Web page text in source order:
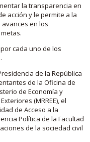
la transparencia en
acción y le permite a la
en los
cada uno de los
de la República
de la Oficina de
de Economía y
(MRREE), el
de Acceso a la
Política de la Facultad
de la sociedad civil